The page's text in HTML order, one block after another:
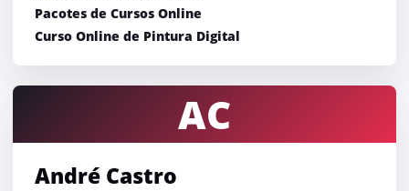
Pacotes de Cursos Online
Curso Online de Pintura Digital
AC
André Castro